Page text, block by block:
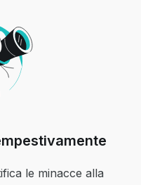
le minacce alla